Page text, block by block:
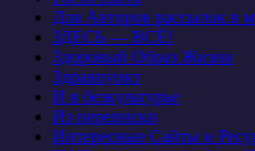
Для Авторов рассылок в
ЗДЕСЬ — ВСЁ!
Здоровый Образ Жизни
Здравпункт
И в безкультурье
Из переписки
Интересные Сайты и